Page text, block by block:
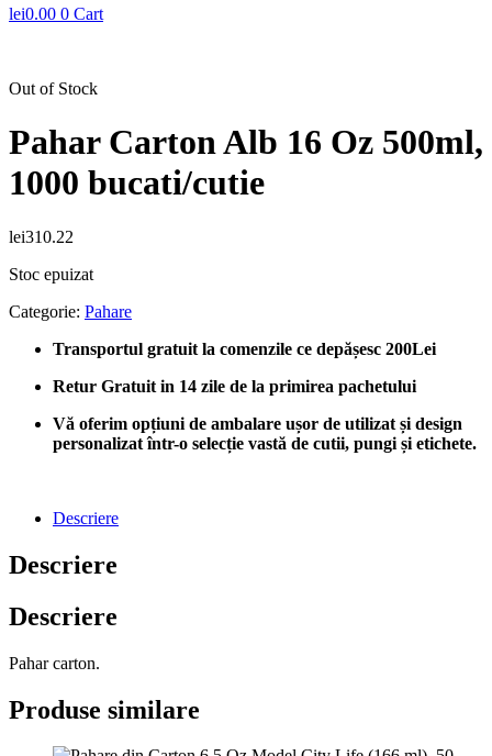
lei0.00 0 Cart
Out of Stock
Pahar Carton Alb 16 Oz 500ml,
1000 bucati/cutie
lei310.22
Stoc epuizat
Categorie: Pahare
Transportul gratuit la comenzile ce depășesc 200Lei
Retur Gratuit in 14 zile de la primirea pachetului
Vă oferim opțiuni de ambalare ușor de utilizat și design
personalizat într-o selecție vastă de cutii, pungi și etichete.
Descriere
Descriere
Descriere
Pahar carton.
Produse similare